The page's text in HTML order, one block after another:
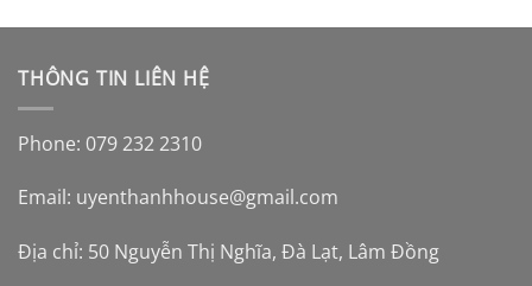
THÔNG TIN LIÊN HỆ
Phone: 079 232 2310
Email: uyenthanhhouse@gmail.com
Địa chỉ: 50 Nguyễn Thị Nghĩa, Đà Lạt, Lâm Đồng